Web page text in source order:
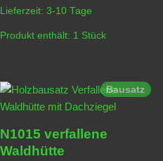
Lieferzeit: 3-10 Tage
Produkt enthält: 1 Stück
Bausatz
N1015 verfallene
Waldhütte